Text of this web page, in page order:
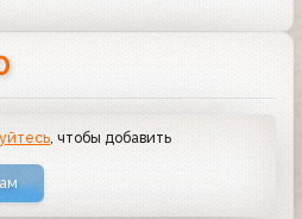
, чтобы добавить